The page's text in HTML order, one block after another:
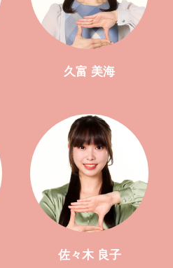
久富 美海
佐々木 良子